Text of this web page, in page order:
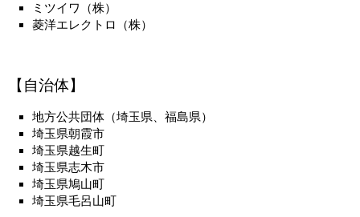
ミツイワ（株）
菱洋エレクトロ（株）
【自治体】
地方公共団体（埼玉県、福島県）
埼玉県朝霞市
埼玉県越生町
埼玉県志木市
埼玉県鳩山町
埼玉県毛呂山町